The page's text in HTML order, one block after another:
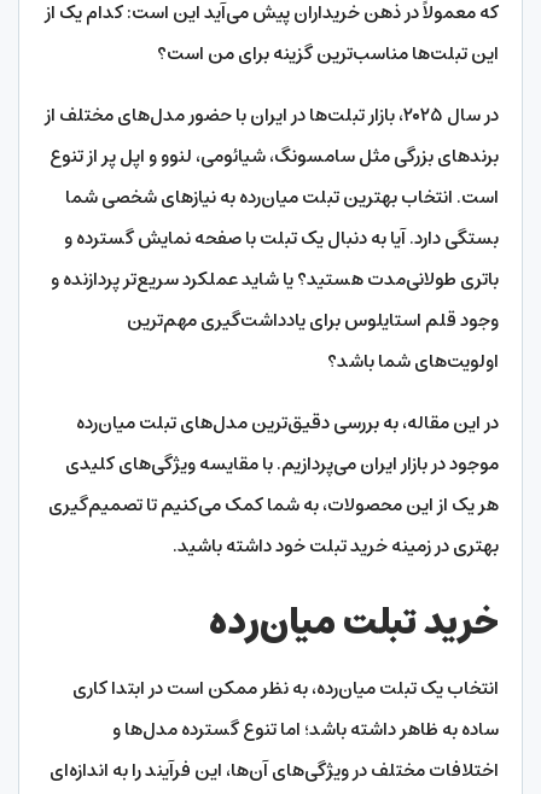
که معمولاً در ذهن خریداران پیش می‌آید این است: کدام یک از
این تبلت‌ها مناسب‌ترین گزینه برای من است؟
در سال ۲۰۲۵، بازار تبلت‌ها در ایران با حضور مدل‌های مختلف از
برندهای بزرگی مثل سامسونگ، شیائومی، لنوو و اپل پر از تنوع
است. انتخاب بهترین تبلت میان‌رده به نیازهای شخصی شما
بستگی دارد. آیا به دنبال یک تبلت با صفحه نمایش گسترده و
باتری طولانی‌مدت هستید؟ یا شاید عملکرد سریع‌تر پردازنده و
وجود قلم استایلوس برای یادداشت‌گیری مهم‌ترین
اولویت‌های شما باشد؟
در این مقاله، به بررسی دقیق‌ترین مدل‌های تبلت میان‌رده
موجود در بازار ایران می‌پردازیم. با مقایسه ویژگی‌های کلیدی
هر یک از این محصولات، به شما کمک می‌کنیم تا تصمیم‌گیری
بهتری در زمینه خرید تبلت خود داشته باشید.
خرید تبلت میان‌رده
انتخاب یک تبلت میان‌رده، به نظر ممکن است در ابتدا کاری
ساده به ظاهر داشته باشد؛ اما تنوع گسترده مدل‌ها و
اختلافات مختلف در ویژگی‌های آن‌ها، این فرآیند را به اندازه‌ای